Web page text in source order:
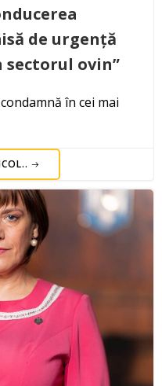
de urgență
ovin”
în cei mai